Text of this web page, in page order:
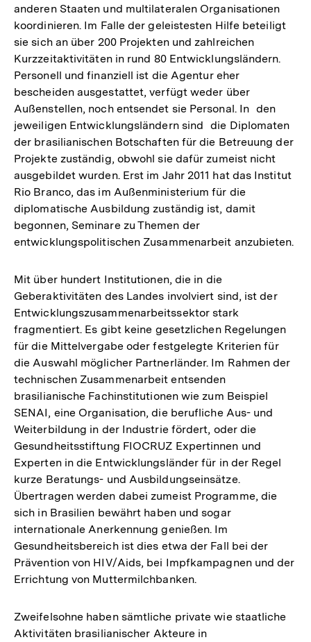
anderen Staaten und multilateralen Organisationen
koordinieren. Im Falle der geleistesten Hilfe beteiligt
sie sich an über 200 Projekten und zahlreichen
Kurzzeitaktivitäten in rund 80 Entwicklungsländern.
Personell und finanziell ist die Agentur eher
bescheiden ausgestattet, verfügt weder über
Außenstellen, noch entsendet sie Personal. In den
jeweiligen Entwicklungsländern sind die Diplomaten
der brasilianischen Botschaften für die Betreuung der
Projekte zuständig, obwohl sie dafür zumeist nicht
ausgebildet wurden. Erst im Jahr 2011 hat das Institut
Rio Branco, das im Außenministerium für die
diplomatische Ausbildung zuständig ist, damit
begonnen, Seminare zu Themen der
entwicklungspolitischen Zusammenarbeit anzubieten.
Mit über hundert Institutionen, die in die
Geberaktivitäten des Landes involviert sind, ist der
Entwicklungszusammenarbeitssektor stark
fragmentiert. Es gibt keine gesetzlichen Regelungen
für die Mittelvergabe oder festgelegte Kriterien für
die Auswahl möglicher Partnerländer. Im Rahmen der
technischen Zusammenarbeit entsenden
brasilianische Fachinstitutionen wie zum Beispiel
SENAI, eine Organisation, die berufliche Aus- und
Weiterbildung in der Industrie fördert, oder die
Gesundheitsstiftung FIOCRUZ Expertinnen und
Experten in die Entwicklungsländer für in der Regel
kurze Beratungs- und Ausbildungseinsätze.
Übertragen werden dabei zumeist Programme, die
sich in Brasilien bewährt haben und sogar
internationale Anerkennung genießen. Im
Gesundheitsbereich ist dies etwa der Fall bei der
Prävention von HIV/Aids, bei Impfkampagnen und der
Errichtung von Muttermilchbanken.
Zweifelsohne haben sämtliche private wie staatliche
Aktivitäten brasilianischer Akteure in